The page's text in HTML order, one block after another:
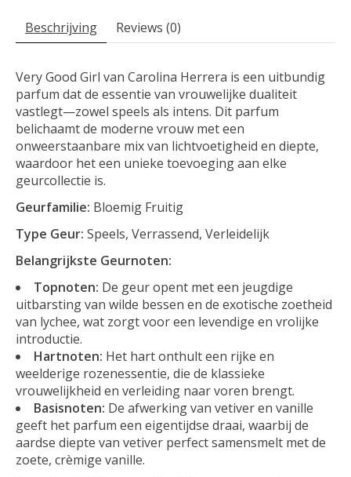
Beschrijving Reviews (0)
Very Good Girl van Carolina Herrera is een uitbundig
parfum dat de essentie van vrouwelijke dualiteit
vastlegt—zowel speels als intens. Dit parfum
belichaamt de moderne vrouw met een
onweerstaanbare mix van lichtvoetigheid en diepte,
waardoor het een unieke toevoeging aan elke
geurcollectie is.
Geurfamilie: Bloemig Fruitig
Type Geur: Speels, Verrassend, Verleidelijk
Belangrijkste Geurnoten:
Topnoten: De geur opent met een jeugdige
uitbarsting van wilde bessen en de exotische zoetheid
van lychee, wat zorgt voor een levendige en vrolijke
introductie.
Hartnoten: Het hart onthult een rijke en
weelderige rozenessentie, die de klassieke
vrouwelijkheid en verleiding naar voren brengt.
Basisnoten: De afwerking van vetiver en vanille
geeft het parfum een eigentijdse draai, waarbij de
aardse diepte van vetiver perfect samensmelt met de
zoete, crèmige vanille.